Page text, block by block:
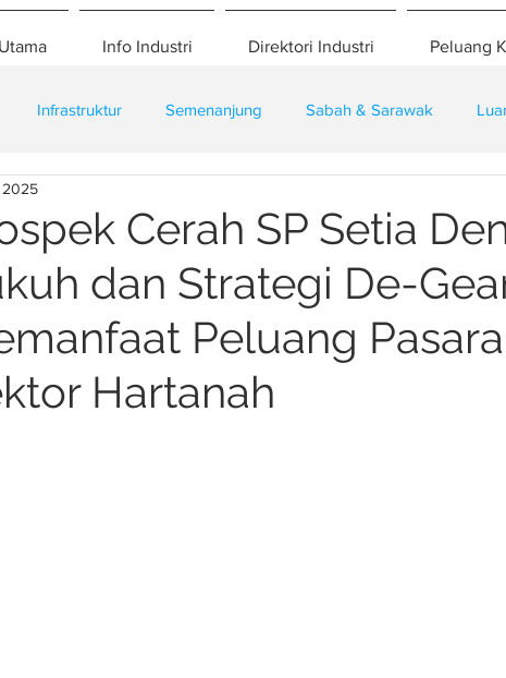
Utama Info Industri Direktori Industri Peluang
Infrastruktur Semenanjung Sabah & Sarawak
Kontraktor
Cerah SP Setia
dan Strategi De-
Peluang
Hartanah
2025